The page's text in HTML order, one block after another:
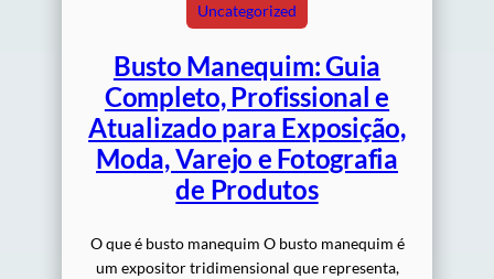
Uncategorized
Busto Manequim: Guia
Completo, Profissional e
Atualizado para Exposição,
Moda, Varejo e Fotografia
de Produtos
O que é busto manequim O busto manequim é
um expositor tridimensional que representa,